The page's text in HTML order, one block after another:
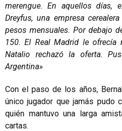
merengue. En aquellos días,
Dreyfus, una empresa
pesos mensuales. Por debajo
150. El Real Madrid le ofrecía
Natalio rechazó la oferta.
Argentina»
Con el paso de los años,
único jugador que jamás pudo
quién mantuvo una larga
cartas.